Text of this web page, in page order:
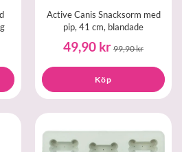
Active Canis Snacksorm med
pip, 41 cm, blandade
49,90 kr 99,90 kr
Köp